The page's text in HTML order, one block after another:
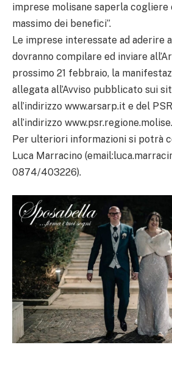
imprese molisane saperla
massimo dei benefici”.
Le imprese interessate ad aderire
dovranno compilare ed inviare
prossimo 21 febbraio, la
allegata all’Avviso pubblicato sui
all’indirizzo www.arsarp.it e del
all’indirizzo
Per ulteriori informazioni si potrà
Luca Marracino
0874/403226).